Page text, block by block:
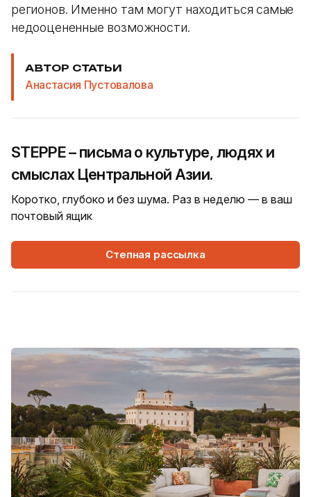
регионов. Именно там могут находиться самые
недооцененные возможности.
АВТОР СТАТЬИ
Анастасия Пустовалова
STEPPE – письма о культуре, людях и
смыслах Центральной Азии.
Коротко, глубоко и без шума. Раз в неделю — в ваш
почтовый ящик
Степная рассылка